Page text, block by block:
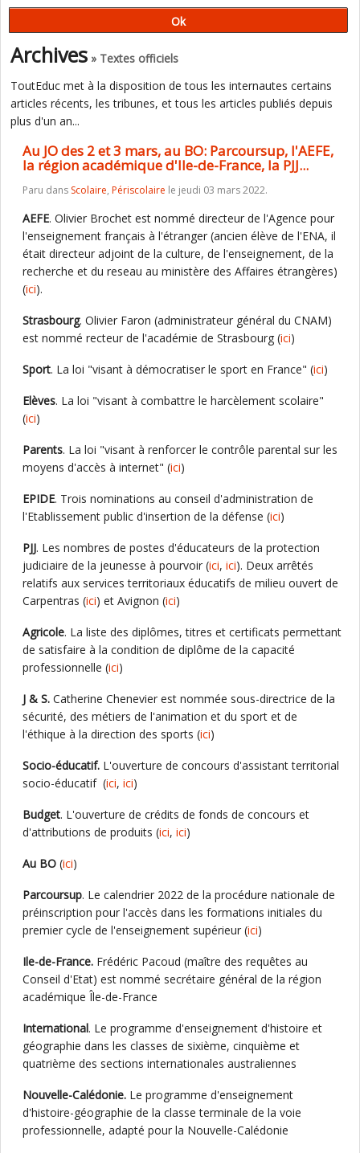
Archives » Textes officiels
ToutEduc met à la disposition de tous les internautes certains
articles récents, les tribunes, et tous les articles publiés depuis
plus d'un an...
Au JO des 2 et 3 mars, au BO: Parcoursup, l'AEFE,
la région académique d'Ile-de-France, la PJJ...
Paru dans Scolaire, Périscolaire le jeudi 03 mars 2022.
AEFE. Olivier Brochet est nommé directeur de l'Agence pour
l'enseignement français à l'étranger (ancien élève de l'ENA, il
était directeur adjoint de la culture, de l'enseignement, de la
recherche et du reseau au ministère des Affaires étrangères)
(ici).
Strasbourg. Olivier Faron (administrateur général du CNAM)
est nommé recteur de l'académie de Strasbourg (ici)
Sport. La loi "visant à démocratiser le sport en France" (ici)
Elèves. La loi "visant à combattre le harcèlement scolaire"
(ici)
Parents. La loi "visant à renforcer le contrôle parental sur les
moyens d'accès à internet" (ici)
EPIDE. Trois nominations au conseil d'administration de
l'Etablissement public d'insertion de la défense (ici)
PJJ. Les nombres de postes d'éducateurs de la protection
judiciaire de la jeunesse à pourvoir (ici, ici). Deux arrêtés
relatifs aux services territoriaux éducatifs de milieu ouvert de
Carpentras (ici) et Avignon (ici)
Agricole. La liste des diplômes, titres et certificats permettant
de satisfaire à la condition de diplôme de la capacité
professionnelle (ici)
J & S. Catherine Chenevier est nommée sous-directrice de la
sécurité, des métiers de l'animation et du sport et de
l'éthique à la direction des sports (ici)
Socio-éducatif. L'ouverture de concours d'assistant territorial
socio-éducatif (ici, ici)
Budget. L'ouverture de crédits de fonds de concours et
d'attributions de produits (ici, ici)
Au BO (ici)
Parcoursup. Le calendrier 2022 de la procédure nationale de
préinscription pour l'accès dans les formations initiales du
premier cycle de l'enseignement supérieur (ici)
Ile-de-France. Frédéric Pacoud (maître des requêtes au
Conseil d'Etat) est nommé secrétaire général de la région
académique Île-de-France
International. Le programme d'enseignement d'histoire et
géographie dans les classes de sixième, cinquième et
quatrième des sections internationales australiennes
Nouvelle-Calédonie. Le programme d'enseignement
d'histoire-géographie de la classe terminale de la voie
professionnelle, adapté pour la Nouvelle-Calédonie